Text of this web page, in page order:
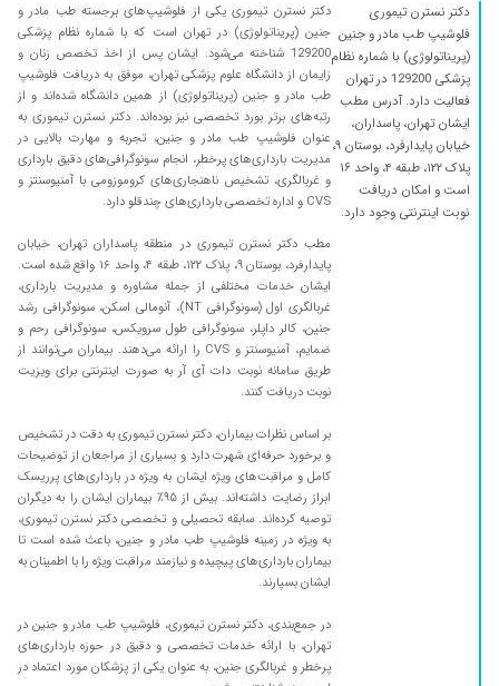
دکتر نسترن تیموری
فلوشیپ طب مادر و جنین
(پریناتولوژی) با شماره نظام
پزشکی 129200 در تهران
فعالیت دارد. آدرس مطب
ایشان تهران، پاسداران،
خیابان پایدارفرد، بوستان ۹،
پلاک ۱۲۲، طبقه ۴، واحد ۱۶
است و امکان دریافت
نوبت اینترنتی وجود دارد.
دکتر نسترن تیموری یکی از فلوشیپ‌های برجسته طب مادر و
جنین (پریناتولوژی) در تهران است که با شماره نظام پزشکی
129200 شناخته می‌شود. ایشان پس از اخذ تخصص زنان و
زایمان از دانشگاه علوم پزشکی تهران، موفق به دریافت فلوشیپ
طب مادر و جنین (پریناتولوژی) از همین دانشگاه شده‌اند و از
رتبه‌های برتر بورد تخصصی نیز بوده‌اند. دکتر نسترن تیموری به
عنوان فلوشیپ طب مادر و جنین، تجربه و مهارت بالایی در
مدیریت بارداری‌های پرخطر، انجام سونوگرافی‌های دقیق بارداری
و غربالگری، تشخیص ناهنجاری‌های کروموزومی با آمنیوسنتز و
CVS و اداره تخصصی بارداری‌های چندقلو دارد.
مطب دکتر نسترن تیموری در منطقه پاسداران تهران، خیابان
پایدارفرد، بوستان ۹، پلاک ۱۲۲، طبقه ۴، واحد ۱۶ واقع شده است.
ایشان خدمات مختلفی از جمله مشاوره و مدیریت بارداری،
غربالگری اول (سونوگرافی NT)، آنومالی اسکن، سونوگرافی رشد
جنین، کالر داپلر، سونوگرافی طول سرویکس، سونوگرافی رحم و
ضمایم، آمنیوسنتز و CVS را ارائه می‌دهند. بیماران می‌توانند از
طریق سامانه نوبت دات آی آر به صورت اینترنتی برای ویزیت
نوبت دریافت کنند.
بر اساس نظرات بیماران، دکتر نسترن تیموری به دقت در تشخیص
و برخورد حرفه‌ای شهرت دارد و بسیاری از مراجعان از توضیحات
کامل و مراقبت‌های ویژه ایشان به ویژه در بارداری‌های پرریسک
ابراز رضایت داشته‌اند. بیش از ۹۵٪ بیماران ایشان را به دیگران
توصیه کرده‌اند. سابقه تحصیلی و تخصصی دکتر نسترن تیموری،
به ویژه در زمینه فلوشیپ طب مادر و جنین، باعث شده است تا
بیماران بارداری‌های پیچیده و نیازمند مراقبت ویژه را با اطمینان به
ایشان بسپارند.
در جمع‌بندی، دکتر نسترن تیموری، فلوشیپ طب مادر و جنین در
تهران، با ارائه خدمات تخصصی و دقیق در حوزه بارداری‌های
پرخطر و غربالگری جنین، به عنوان یکی از پزشکان مورد اعتماد در